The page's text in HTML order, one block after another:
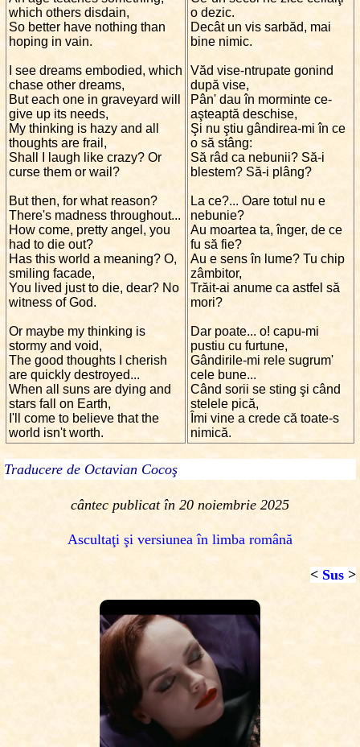
which others disdain,
So better have nothing than
hoping in vain.
I see dreams embodied, which
chase other dreams,
But each one in graveyard will
give up its needs,
My thinking is hazy and all
thoughts are frail,
Shall I laugh like crazy? Or
curse them or wail?
But then, for what reason?
There's madness throughout...
How come, pretty angel, you
had to die out?
Has this world a meaning? O,
smiling facade,
You lived just to die, dear? No
witness of God.
Or maybe my thinking is
stormy and void,
The good thoughts I cherish
are quickly destroyed...
When all suns are dying and
stars fall on Earth,
I'll come to believe that the
world isn't worth.
o dezic.
Decât un vis sarbăd, mai
bine nimic.
Văd vise-ntrupate gonind
după vise,
Pân' dau în morminte ce-
aşteaptă deschise,
Şi nu ştiu gândirea-mi în ce
o să stâng:
Să râd ca nebunii? Să-i
blestem? Să-i plâng?
La ce?... Oare totul nu e
nebunie?
Au moartea ta, înger, de ce
fu să fie?
Au e sens în lume? Tu chip
zâmbitor,
Trăit-ai anume ca astfel să
mori?
Dar poate... o! capu-mi
pustiu cu furtune,
Gândirile-mi rele sugrum'
cele bune...
Când sorii se sting şi când
stelele pică,
Îmi vine a crede că toate-s
nimică.
Traducere de Octavian Cocoş
cântec publicat în 20 noiembrie 2025
Ascultaţi şi versiunea în limba română
< Sus >